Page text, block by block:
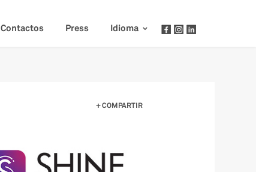
Contactos Press Idioma
COMPARTIR